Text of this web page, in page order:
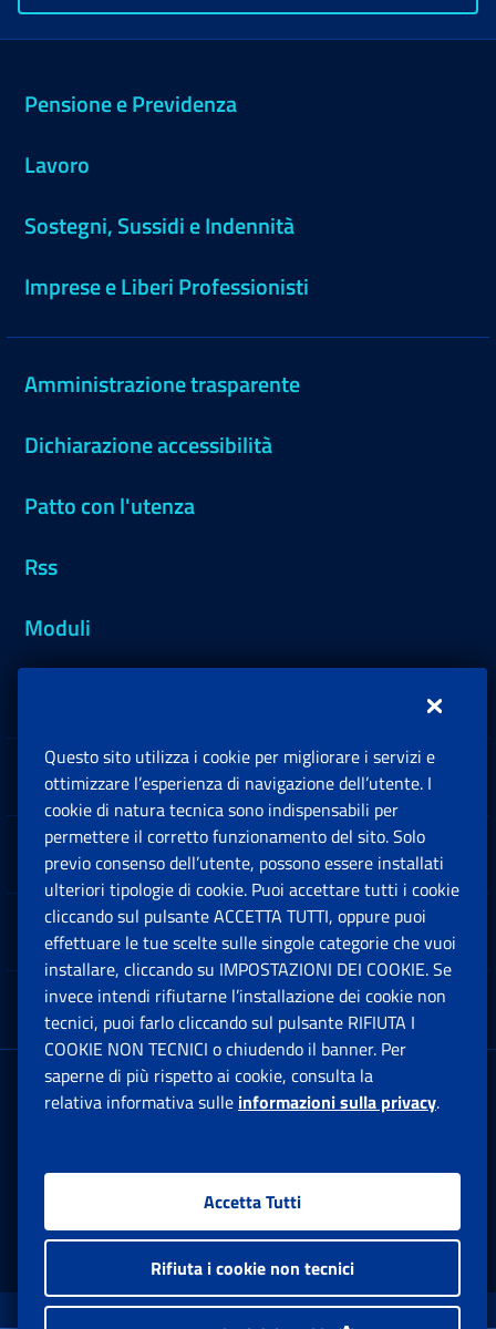
Pensione e Previdenza
Lavoro
Sostegni, Sussidi e Indennità
Imprese e Liberi Professionisti
Amministrazione trasparente
Dichiarazione accessibilità
Patto con l'utenza
Rss
Moduli
Sedi e Contatti
Software
Note Legali
App mobile
Sede Legale : Via Ciro il Grande, 21
00144 Roma
Facebook: Apre una nuova finestra
Twitter: Apre una nuova finestra
Whatsapp: Apre una nuova
Youtube: Apre una
Instagram:
Questo sito utilizza i cookie per migliorare i servizi e
ottimizzare l’esperienza di navigazione dell’utente. I
cookie di natura tecnica sono indispensabili per
permettere il corretto funzionamento del sito. Solo
previo consenso dell’utente, possono essere installati
ulteriori tipologie di cookie. Puoi accettare tutti i cookie
cliccando sul pulsante ACCETTA TUTTI, oppure puoi
effettuare le tue scelte sulle singole categorie che vuoi
installare, cliccando su IMPOSTAZIONI DEI COOKIE. Se
invece intendi rifiutarne l’installazione dei cookie non
tecnici, puoi farlo cliccando sul pulsante RIFIUTA I
COOKIE NON TECNICI o chiudendo il banner. Per
saperne di più rispetto ai cookie, consulta la
relativa informativa sulle informazioni sulla privacy.
Accetta Tutti
Rifiuta i cookie non tecnici